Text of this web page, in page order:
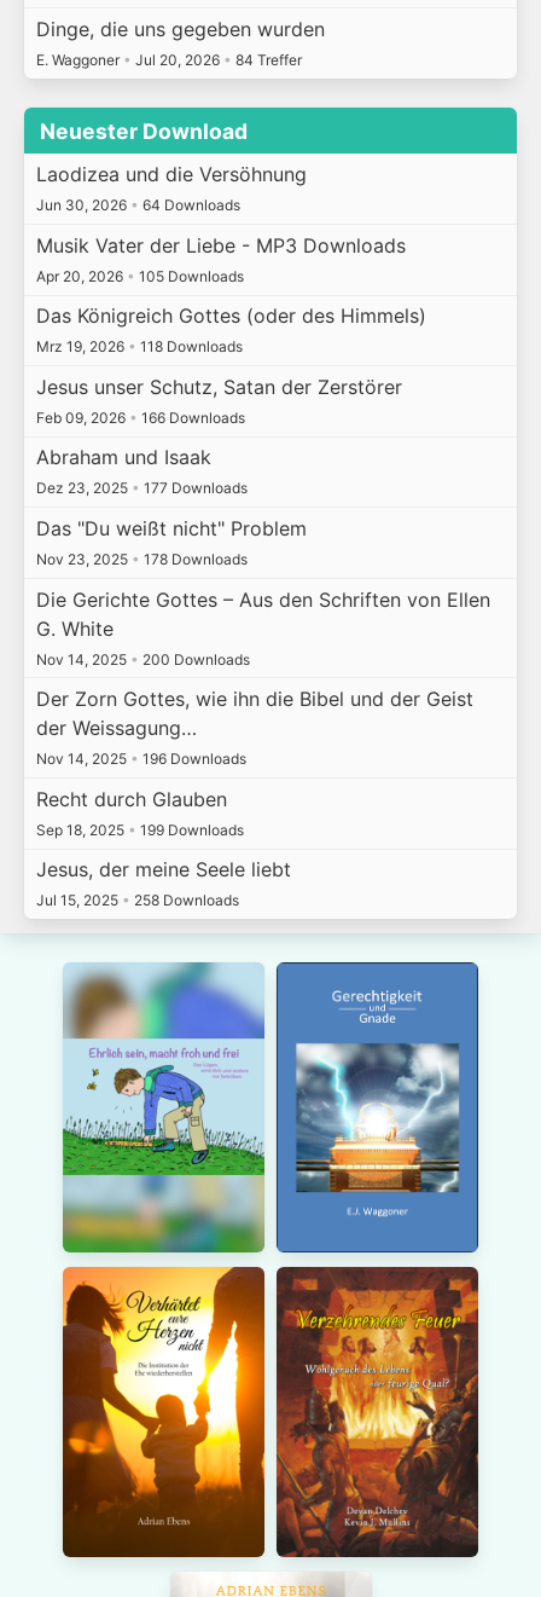
Dinge, die uns gegeben wurden
E. Waggoner • Jul 20, 2026 • 84 Treffer
Neuester Download
Laodizea und die Versöhnung
Jun 30, 2026 • 64 Downloads
Musik Vater der Liebe - MP3 Downloads
Apr 20, 2026 • 105 Downloads
Das Königreich Gottes (oder des Himmels)
Mrz 19, 2026 • 118 Downloads
Jesus unser Schutz, Satan der Zerstörer
Feb 09, 2026 • 166 Downloads
Abraham und Isaak
Dez 23, 2025 • 177 Downloads
Das "Du weißt nicht" Problem
Nov 23, 2025 • 178 Downloads
Die Gerichte Gottes – Aus den Schriften von Ellen
G. White
Nov 14, 2025 • 200 Downloads
Der Zorn Gottes, wie ihn die Bibel und der Geist
der Weissagung…
Nov 14, 2025 • 196 Downloads
Recht durch Glauben
Sep 18, 2025 • 199 Downloads
Jesus, der meine Seele liebt
Jul 15, 2025 • 258 Downloads